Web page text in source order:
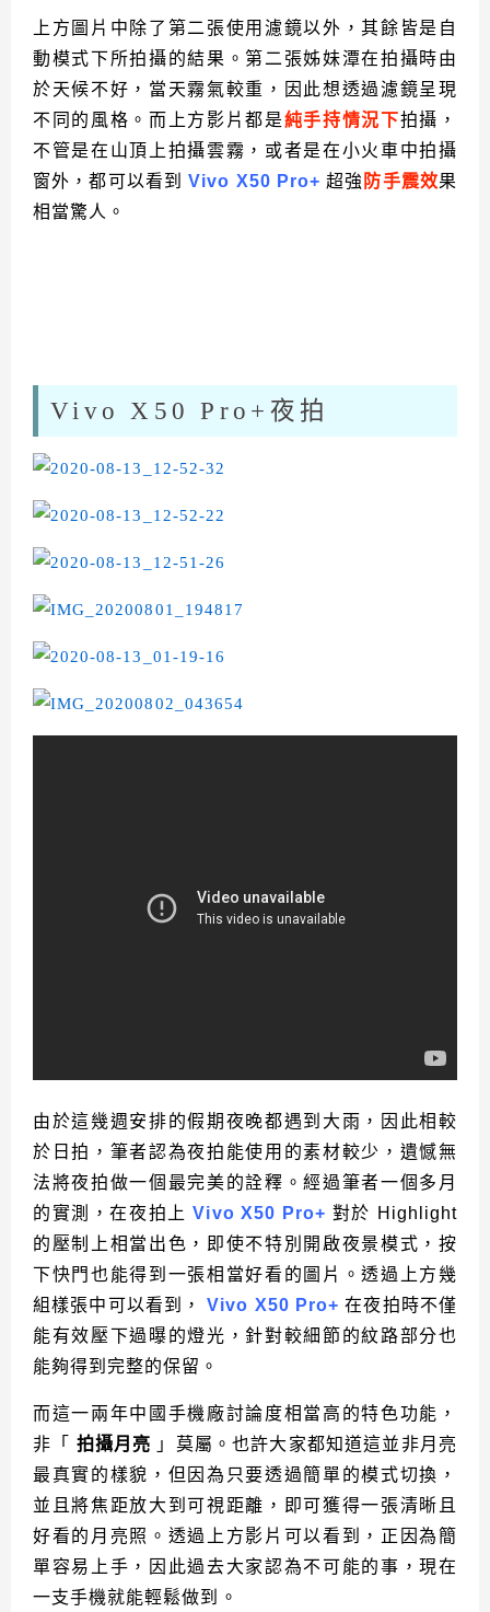
上方圖片中除了第二張使用濾鏡以外，其餘皆是自
動模式下所拍攝的結果。第二張姊妹潭在拍攝時由
於天候不好，當天霧氣較重，因此想透過濾鏡呈現
不同的風格。而上方影片都是純手持情況下拍攝，
不管是在山頂上拍攝雲霧，或者是在小火車中拍攝
窗外，都可以看到Vivo X50 Pro+超強 防手震效果
相當驚人。
Vivo X50 Pro+夜拍
由於這幾週安排的假期夜晚都遇到大雨，因此相較
於日拍，筆者認為夜拍能使用的素材較少，遺憾無
法將夜拍做一個最完美的詮釋。經過筆者一個多月
的實測，在夜拍上Vivo X50 Pro+ 對於 Highlight
的壓制上相當出色，即使不特別開啟夜景模式，按
下快門也能得到一張相當好看的圖片。透過上方幾
組樣張中可以看到，Vivo X50 Pro+在夜拍時不僅
能有效壓下過曝的燈光，針對較細節的紋路部分也
能夠得到完整的保留。
而這一兩年中國手機廠討論度相當高的特色功能，
非「
拍攝月亮 」莫屬。也許大家都知道這並非月亮
最真實的樣貌，但因為只要透過簡單的模式切換，
並且將焦距放大到可視距離，即可獲得一張清晰且
好看的月亮照。透過上方影片可以看到，正因為簡
單容易上手，因此過去大家認為不可能的事，現在
一支手機就能輕鬆做到。